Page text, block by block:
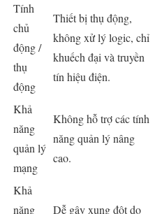
Tính
chủ
động /
thụ
động
Thiết bị thụ động,
không xử lý logic, chỉ
khuếch đại và truyền
tín hiệu điện.
Khả
năng
quản lý
mạng
Không hỗ trợ các tính
năng quản lý nâng
cao.
Khả
năng
Dễ gây xung đột do